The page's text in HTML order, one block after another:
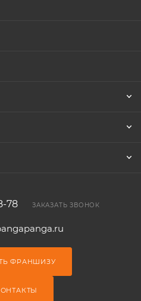
78 ЗАКАЗАТЬ ЗВОНОК
ФРАНШИЗУ